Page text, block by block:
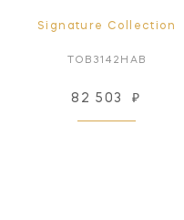
Signature Collection
TOB3142HAB
82 503 ₽